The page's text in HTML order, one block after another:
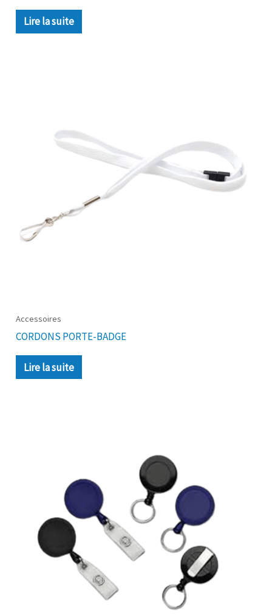
Lire la suite
Accessoires
CORDONS PORTE-BADGE
Lire la suite